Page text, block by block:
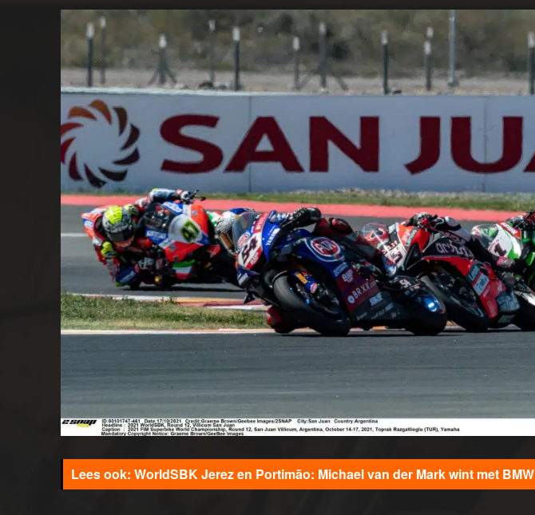
WorldSBK Jerez en Portimão: Michael van der Mark wint met BMW